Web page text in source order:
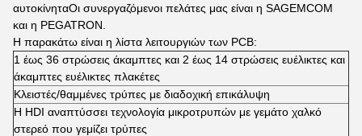
αυτοκίνηταΟι συνεργαζόμενοι πελάτες μας είναι η SAGEMCOM
και η PEGATRON.
Η παρακάτω είναι η λίστα λειτουργιών των PCB:
1 έως 36 στρώσεις άκαμπτες και 2 έως 14 στρώσεις ευέλικτες και
άκαμπτες ευέλικτες πλακέτες
Κλειστές/θαμμένες τρύπες με διαδοχική επικάλυψη
Η HDI αναπτύσσει τεχνολογία μικροτρυπών με γεμάτο χαλκό
στερεό που γεμίζει τρύπες